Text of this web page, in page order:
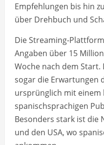
Empfehlungen bis hin
über Drehbuch und
Die Streaming-
Angaben über 15
Woche nach dem
sogar die Erwartungen
ursprünglich mit einem
spanischsprachigen
Besonders stark ist die
und den USA, wo